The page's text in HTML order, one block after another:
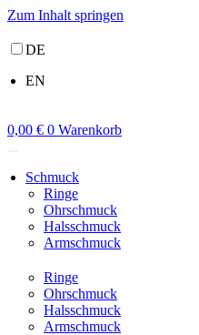
Zum Inhalt springen
DE
EN
0,00 € 0 Warenkorb
Schmuck
Ringe
Ohrschmuck
Halsschmuck
Armschmuck
Ringe
Ohrschmuck
Halsschmuck
Armschmuck